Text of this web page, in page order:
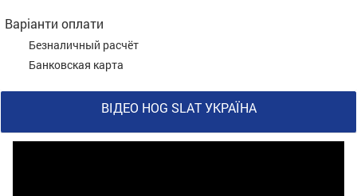
Варіанти оплати
Безналичный расчёт
Банковская карта
ВІДЕО HOG SLAT УКРАЇНА